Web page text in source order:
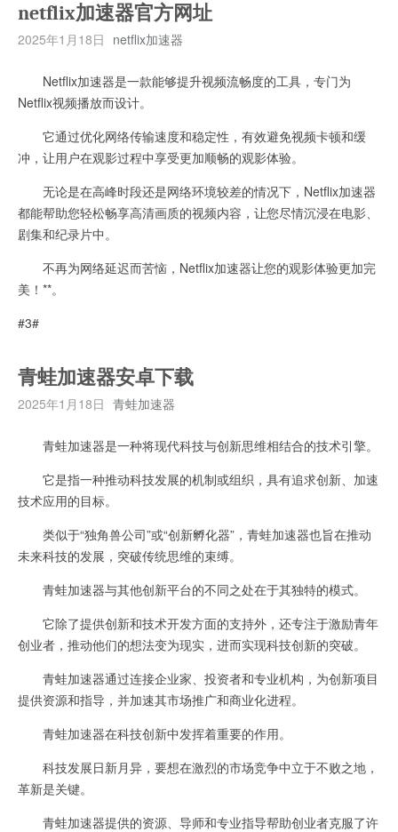
netflix加速器官方网址
2025年1月18日 netflix加速器
Netflix加速器是一款能够提升视频流畅度的工具，专门为
Netflix视频播放而设计。
它通过优化网络传输速度和稳定性，有效避免视频卡顿和缓
冲，让用户在观影过程中享受更加顺畅的观影体验。
无论是在高峰时段还是网络环境较差的情况下，Netflix加速器
都能帮助您轻松畅享高清画质的视频内容，让您尽情沉浸在电影、
剧集和纪录片中。
不再为网络延迟而苦恼，Netflix加速器让您的观影体验更加完
美！**。
#3#
青蛙加速器安卓下载
2025年1月18日 青蛙加速器
青蛙加速器是一种将现代科技与创新思维相结合的技术引擎。
它是指一种推动科技发展的机制或组织，具有追求创新、加速
技术应用的目标。
类似于“独角兽公司”或“创新孵化器”，青蛙加速器也旨在推动
未来科技的发展，突破传统思维的束缚。
青蛙加速器与其他创新平台的不同之处在于其独特的模式。
它除了提供创新和技术开发方面的支持外，还专注于激励青年
创业者，推动他们的想法变为现实，进而实现科技创新的突破。
青蛙加速器通过连接企业家、投资者和专业机构，为创新项目
提供资源和指导，并加速其市场推广和商业化进程。
青蛙加速器在科技创新中发挥着重要的作用。
科技发展日新月异，要想在激烈的市场竞争中立于不败之地，
革新是关键。
青蛙加速器提供的资源、导师和专业指导帮助创业者克服了许